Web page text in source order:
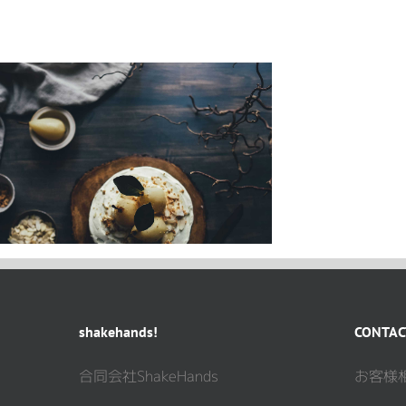
shakehands!
合同会社ShakeHands
お客様